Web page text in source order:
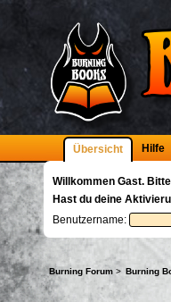
Übersicht Hilfe
Willkommen Gast. Bitte
Hast du deine
Benutzername:
Burning Forum > Burning